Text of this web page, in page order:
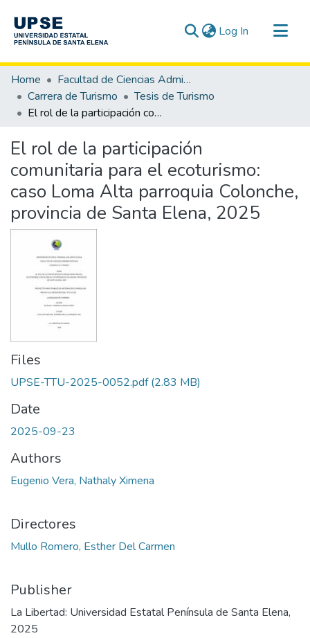
Log In (current)
Communities & Collections
All of DSpace
Statistics
Home
Facultad de Ciencias Administrativas
Carrera de Turismo
Tesis de Turismo
El rol de la participación comunitaria para el ecoturismo: caso Loma Alta parroquia Colonche, provincia de Santa Elena, 2025
El rol de la participación
comunitaria para el ecoturismo:
caso Loma Alta parroquia Colonche,
provincia de Santa Elena, 2025
Files
UPSE-TTU-2025-0052.pdf(2.83 MB)
Date
2025-09-23
Authors
Eugenio Vera, Nathaly Ximena
Directores
Mullo Romero, Esther Del Carmen
Publisher
La Libertad: Universidad Estatal Península de Santa Elena,
2025